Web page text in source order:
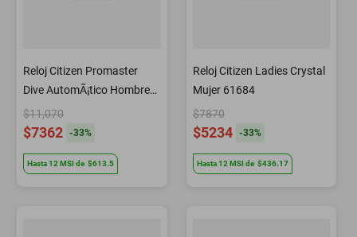
Reloj Citizen Promaster
Dive AutomÃ¡tico Hombre
61689
$11,070
$7362 -33%
Hasta12 MSIde $613.5
Reloj Citizen Ladies Crystal
Mujer 61684
$7870
$5234 -33%
Hasta12 MSIde $436.17